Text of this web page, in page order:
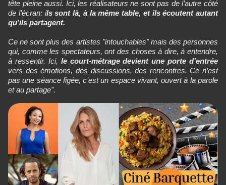
tête pleine aussi. Ici, les réalisateurs ne sont pas de l’autre côté
de l’écran: ils sont là, à la même table, et ils écoutent autant
qu’ils partagent.
Ce ne sont plus des artistes "intouchables" mais des personnes
qui, comme les spectateurs, ont des choses à dire, à entendre,
à ressentir. Ici, le court-métrage devient une porte d’entrée
vers des émotions, des discussions, des rencontres. Ce n’est
pas une séance figée, c’est un espace vivant, ouvert à la parole
et au partage".